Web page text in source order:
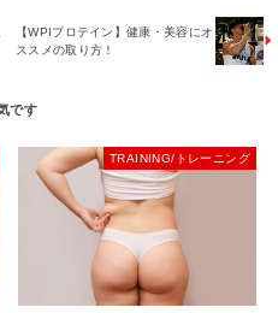
【WPIプロテイン】健康・美容にオ
ススメの取り方！
TRAINING/トレーニング